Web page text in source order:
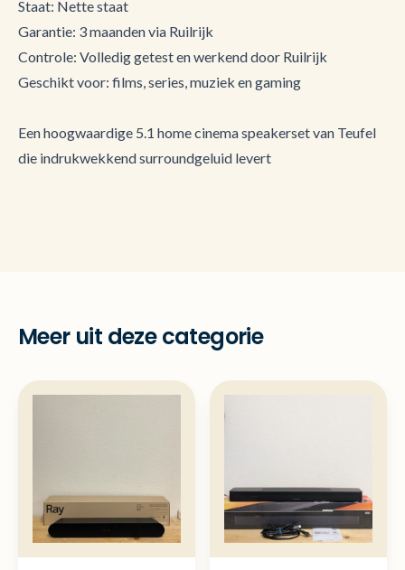
Staat: Nette staat
Garantie: 3 maanden via Ruilrijk
Controle: Volledig getest en werkend door Ruilrijk
Geschikt voor: films, series, muziek en gaming
Een hoogwaardige 5.1 home cinema speakerset van Teufel
die indrukwekkend surroundgeluid levert
Meer uit deze categorie